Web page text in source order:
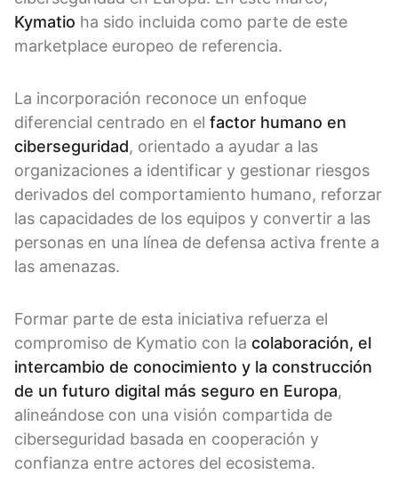
Kymatio ha sido incluida como parte de este
marketplace europeo de referencia.
La incorporación reconoce un enfoque
diferencial centrado en el factor humano en
ciberseguridad, orientado a ayudar a las
organizaciones a identificar y gestionar riesgos
derivados del comportamiento humano, reforzar
las capacidades de los equipos y convertir a las
personas en una línea de defensa activa frente a
las amenazas.
Formar parte de esta iniciativa refuerza el
compromiso de Kymatio con la colaboración, el
intercambio de conocimiento y la construcción
de un futuro digital más seguro en Europa,
alineándose con una visión compartida de
ciberseguridad basada en cooperación y
confianza entre actores del ecosistema.